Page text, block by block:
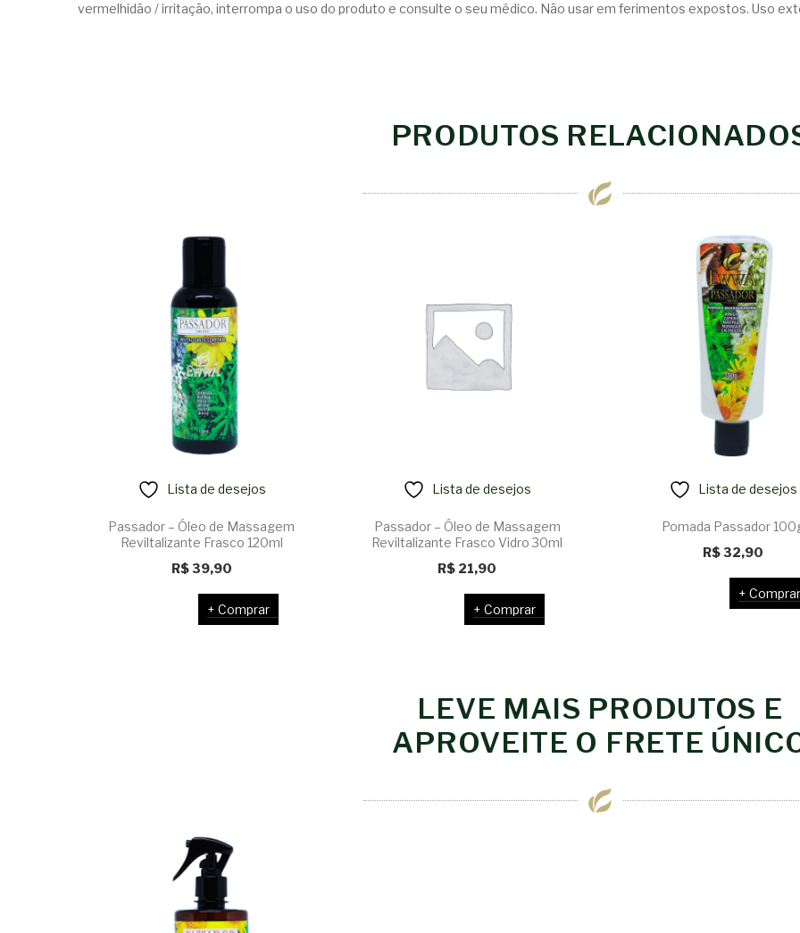
vermelhidão / irritação, interrompa o uso do produto e consulte o seu médico. Não usar em ferimentos expostos. Uso
PRODUTOS
Lista de desejos
Passador – Óleo de Massagem
Reviltalizante Frasco 120ml
R$39,90
Comprar
Lista de desejos
Passador – Óleo de Massagem
Reviltalizante Frasco Vidro 30ml
R$ 21,90
Comprar
Lista de desejos
Pomada Passador
R$32,90
LEVE MAIS PRODUTOS E
APROVEITE O FRETE